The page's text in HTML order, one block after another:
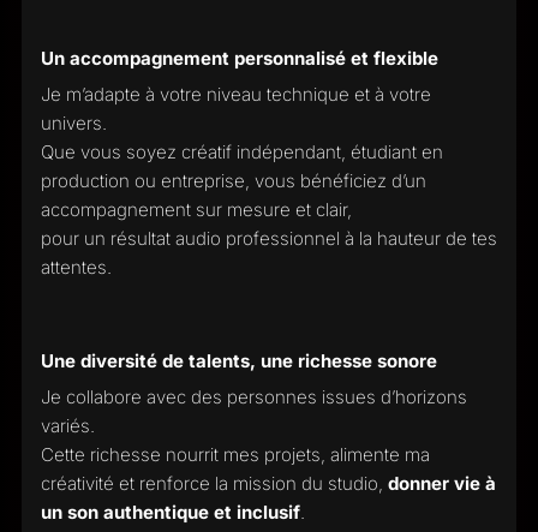
Un accompagnement personnalisé et flexible
Je m’adapte à votre niveau technique et à votre
univers.
Que vous soyez créatif indépendant, étudiant en
production ou entreprise, vous bénéficiez d’un
accompagnement sur mesure et clair,
pour un résultat audio professionnel à la hauteur de tes
attentes.
Une diversité de talents, une richesse sonore
Je collabore avec des personnes issues d’horizons
variés.
Cette richesse nourrit mes projets, alimente ma
créativité et renforce la mission du studio, donner vie à
un son authentique et inclusif.